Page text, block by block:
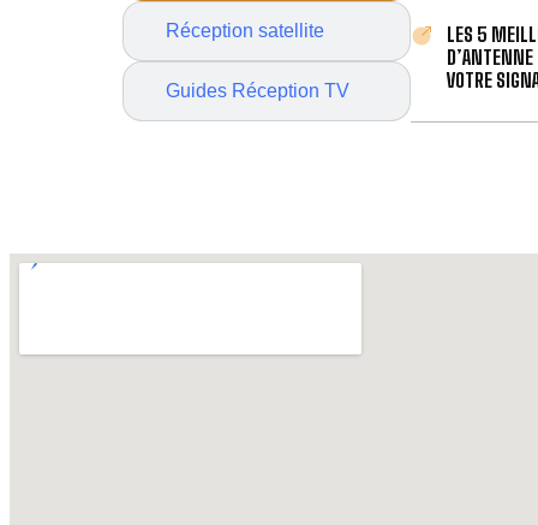
Réception satellite
Guides Réception TV
LES 5
VOTRE